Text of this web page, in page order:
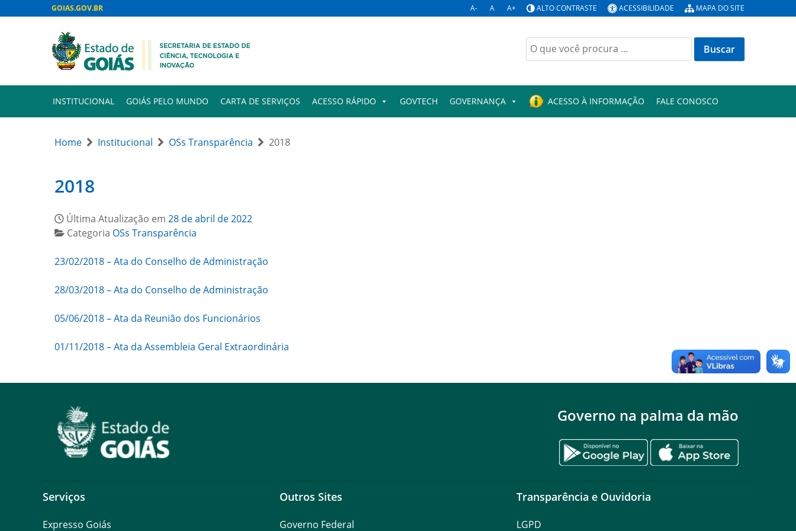
GOIAS.GOV.BR A- A A+ ALTO CONTRASTE ACESSIBILIDADE MAPA DO SITE
Buscar
por:
INSTITUCIONAL GOIÁS PELO MUNDO CARTA DE SERVIÇOS ACESSO RÁPIDO GOVTECH GOVERNANÇA ACESSO À INFORMAÇÃO FALE CONOSCO
Home Institucional OSs Transparência 2018
2018
Última Atualização em 28 de abril de 2022
Categoria OSs Transparência
23/02/2018 – Ata do Conselho de Administração
28/03/2018 – Ata do Conselho de Administração
05/06/2018 – Ata da Reunião dos Funcionários
01/11/2018 – Ata da Assembleia Geral Extraordinária
Governo na palma da mão
Serviços
Expresso Goiás
Outros Sites
Governo Federal
Transparência e Ouvidoria
LGPD